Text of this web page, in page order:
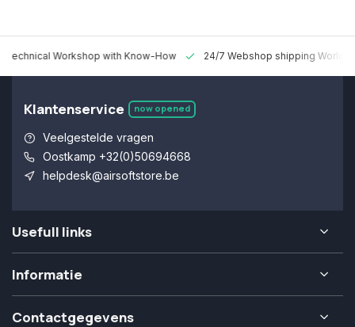
Technical Workshop with Know-How 24/7 Webshop shipping
Klantenservice now opened
Veelgestelde vragen
Oostkamp +32(0)50694668
helpdesk@airsoftstore.be
Usefull links
Informatie
Contactgegevens